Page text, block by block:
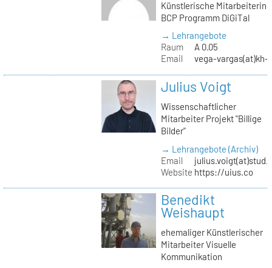
Künstlerische Mitarbeiterin
BCP Programm DiGiTal
→ Lehrangebote
Raum
A 0.05
Email
vega-vargas(at)kh-
Julius Voigt
Wissenschaftlicher
Mitarbeiter Projekt "Billige
Bilder"
→ Lehrangebote (Archiv)
Email
Website https://uius.co
Benedikt
Weishaupt
ehemaliger Künstlerischer
Mitarbeiter Visuelle
Kommunikation